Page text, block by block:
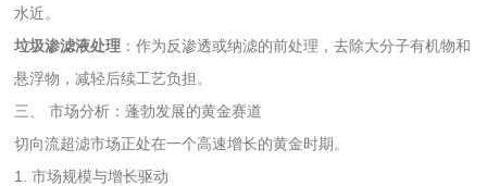
水近。
垃圾渗滤液处理 ：作为反渗透或纳滤的前处理，去除大分子有机物和
悬浮物，减轻后续工艺负担。
三、 市场分析：蓬勃发展的黄金赛道
切向流超滤市场正处在一个高速增长的黄金时期。
1. 市场规模与增长驱动